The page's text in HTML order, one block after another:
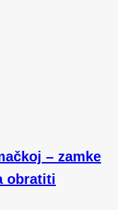
– zamke
obratiti